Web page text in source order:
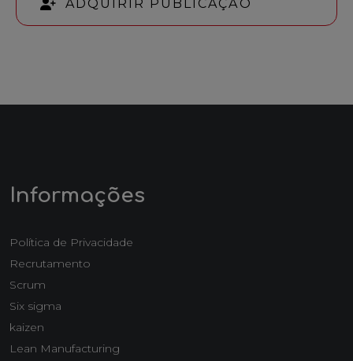
ADQUIRIR PUBLICAÇÃO
Informações
Política de Privacidade
Recrutamento
Scrum
Six sigma
kaizen
Lean Manufacturing